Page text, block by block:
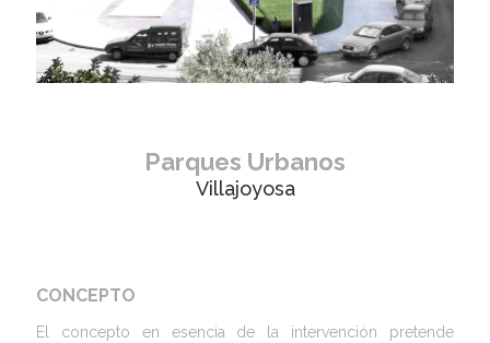
Parques Urbanos
Villajoyosa
CONCEPTO
El concepto en esencia de la intervención pretende